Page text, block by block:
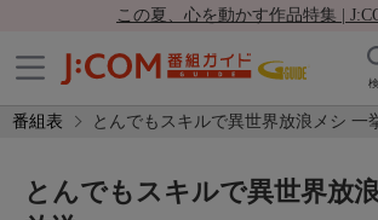
この夏、心を動かす作品特集 |
番組表 とんでもスキルで異世界放浪メシ 一
とんでもスキルで異世界放